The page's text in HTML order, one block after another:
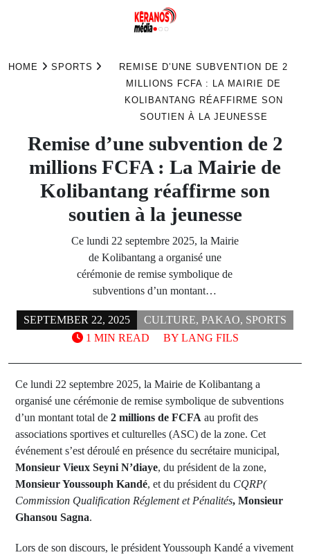
HOME SPORTS
REMISE D’UNE SUBVENTION DE 2
MILLIONS FCFA : LA MAIRIE DE
KOLIBANTANG RÉAFFIRME SON
SOUTIEN À LA JEUNESSE
Remise d’une subvention de 2
millions FCFA : La Mairie de
Kolibantang réaffirme son
soutien à la jeunesse
Ce lundi 22 septembre 2025, la Mairie
de Kolibantang a organisé une
cérémonie de remise symbolique de
subventions d’un montant…
SEPTEMBER 22, 2025 CULTURE, PAKAO, SPORTS
BY LANG FILS
1 MIN READ
Ce lundi 22 septembre 2025, la Mairie de Kolibantang a
organisé une cérémonie de remise symbolique de subventions
d’un montant total de 2 millions de FCFA au profit des
associations sportives et culturelles (ASC) de la zone. Cet
événement s’est déroulé en présence du secrétaire municipal,
Monsieur Vieux Seyni N’diaye, du président de la zone,
Monsieur Youssouph Kandé, et du président du CQRP(
Commission Qualification Réglement et Pénalités, Monsieur
Ghansou Sagna.
Lors de son discours, le président Youssouph Kandé a vivement